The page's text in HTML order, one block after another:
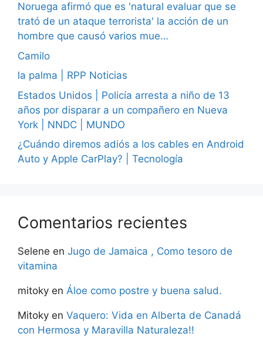
Noruega afirmó que es 'natural evaluar que se
trató de un ataque terrorista' la acción de un
hombre que causó varios mue…
Camilo
la palma | RPP Noticias
Estados Unidos | Policía arresta a niño de 13
años por disparar a un compañero en Nueva
York | NNDC | MUNDO
¿Cuándo diremos adiós a los cables en Android
Auto y Apple CarPlay? | Tecnología
Comentarios recientes
Selene en Jugo de Jamaica , Como tesoro de
vitamina
mitoky en Áloe como postre y buena salud.
Mitoky en Vaquero: Vida en Alberta de Canadá
con Hermosa y Maravilla Naturaleza!!